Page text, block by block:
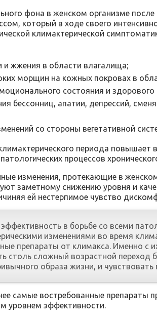
фона в женском организме после
который в ходе своего
климактерической
и жжения в области влагалища;
морщин на кожных покровах в
состояния и здорового
бессонниц, апатии, депрессий,
со стороны вегетативной
периода повышает
процессов
изменения, протекающие в
заметному снижению уровня и
ей нестерпимое чувство
в борьбе со всеми
изменениями во время
препараты от климакса. Именно
столь сложный возрастной переход
образа жизни, и
самые востребованные препараты
уровнем эффективности.